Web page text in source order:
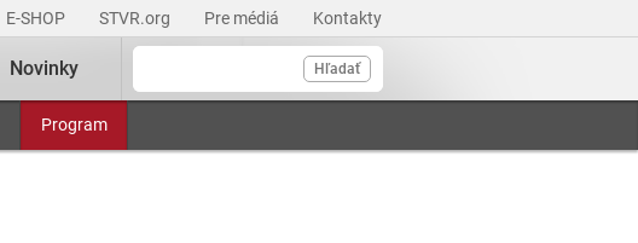
E-SHOP STVR.org Pre médiá Kontakty
Hľadať
Program
Novinky